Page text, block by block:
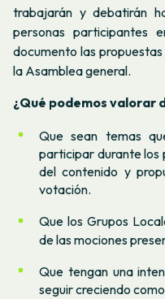
trabajarán y debatirán
personas participantes
documento las
la Asamblea general.
¿Qué podemos valorar
Que sean temas
participar durante los
del contenido y
votación.
Que los Grupos
de las mociones
Que tengan una
seguir creciendo